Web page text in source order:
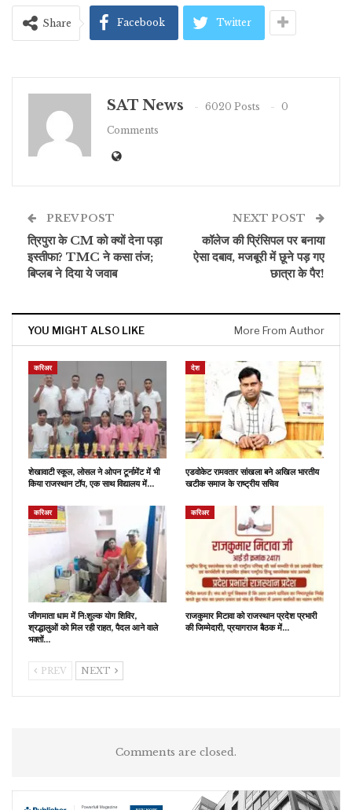
Share Facebook Twitter
SAT News 6020 Posts
0
Comments
PREV POST
त्रिपुरा के CM को क्यों देना पड़ा
इस्तीफा? TMC ने कसा तंज;
बिप्लब ने दिया ये जवाब
NEXT POST
कॉलेज की प्रिंसिपल पर बनाया
ऐसा दबाव, मजबूरी में छूने पड़ गए
छात्रा के पैर!
YOU MIGHT ALSO LIKE More From Author
करिअर
शेखावाटी स्कूल, लोसल ने ओपन टूर्नामेंट में भी
किया राजस्थान टॉप, एक साथ विद्यालय में…
देश
एडवोकेट रामवतार सांखला बने अखिल भारतीय
खटीक समाज के राष्ट्रीय सचिव
करिअर
जीणमाता धाम में नि:शुल्क योग शिविर,
श्रद्धालुओं को मिल रही राहत, पैदल आने वाले
भक्तों…
करिअर
राजकुमार मिटावा को राजस्थान प्रदेश प्रभारी
की जिम्मेदारी, प्रयागराज बैठक में…
PREV NEXT
Comments are closed.